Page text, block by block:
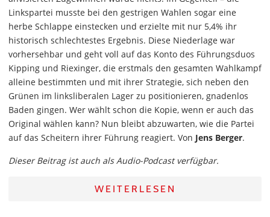
Linkspartei musste bei den gestrigen Wahlen sogar eine
herbe Schlappe einstecken und erzielte mit nur 5,4% ihr
historisch schlechtestes Ergebnis. Diese Niederlage war
vorhersehbar und geht voll auf das Konto des Führungsduos
Kipping und Riexinger, die erstmals den gesamten Wahlkampf
alleine bestimmten und mit ihrer Strategie, sich neben den
Grünen im linksliberalen Lager zu positionieren, gnadenlos
Baden gingen. Wer wählt schon die Kopie, wenn er auch das
Original wählen kann? Nun bleibt abzuwarten, wie die Partei
auf das Scheitern ihrer Führung reagiert. Von Jens Berger.
Dieser Beitrag ist auch als Audio-Podcast verfügbar.
WEITERLESEN